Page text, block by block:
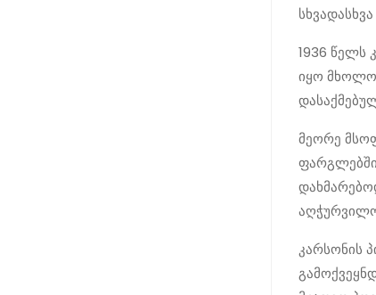
1936 წელს
იყო
მეორე
კარსონის